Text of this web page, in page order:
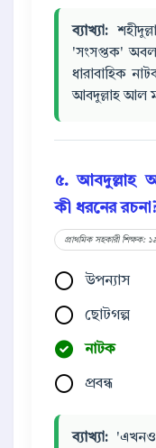
ব্যাখ্যা:
'সংসপ্তক'
ধারাবাহিক
আবদুল্লাহ আল
৫. আবদুল্লাহ
কী ধরনের
প্রাথমিক সহকারী শিক্ষক:
উপন্যাস
ছোটগল্প
নাটক
প্রবন্ধ
ব্যাখ্যা: 'এখনও